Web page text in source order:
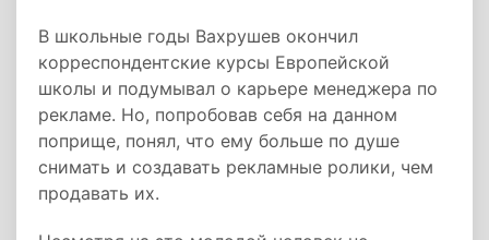
В школьные годы Вахрушев окончил
корреспондентские курсы Европейской
школы и подумывал о карьере менеджера по
рекламе. Но, попробовав себя на данном
поприще, понял, что ему больше по душе
снимать и создавать рекламные ролики, чем
продавать их.